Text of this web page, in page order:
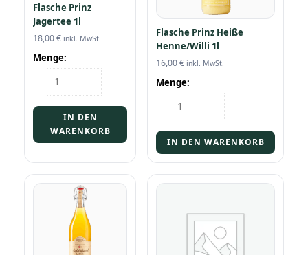
Flasche Prinz
Jagertee 1l
18,00€ inkl. MwSt.
Menge:
Flasche
Prinz
Menge
IN DEN
WARENKORB
Flasche Prinz Heiße
Henne/Willi 1l
16,00€ inkl. MwSt.
Menge:
Flasche
Prinz
Henne/Willi
1l
IN DEN WARENKORB